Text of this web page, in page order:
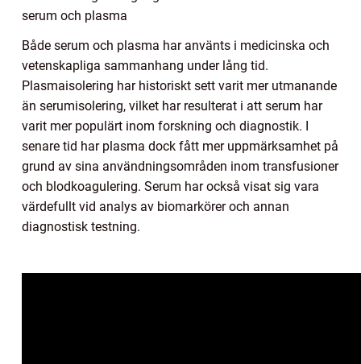
serum och plasma
Både serum och plasma har använts i medicinska och
vetenskapliga sammanhang under lång tid.
Plasmaisolering har historiskt sett varit mer utmanande
än serumisolering, vilket har resulterat i att serum har
varit mer populärt inom forskning och diagnostik. I
senare tid har plasma dock fått mer uppmärksamhet på
grund av sina användningsområden inom transfusioner
och blodkoagulering. Serum har också visat sig vara
värdefullt vid analys av biomarkörer och annan
diagnostisk testning.